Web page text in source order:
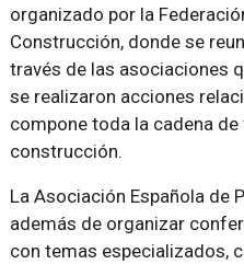
organizado por la
Construcción, donde se
través de las asociaciones
se realizaron acciones
compone toda la cadena
construcción.
La Asociación Española de
además de organizar
con temas especializados,